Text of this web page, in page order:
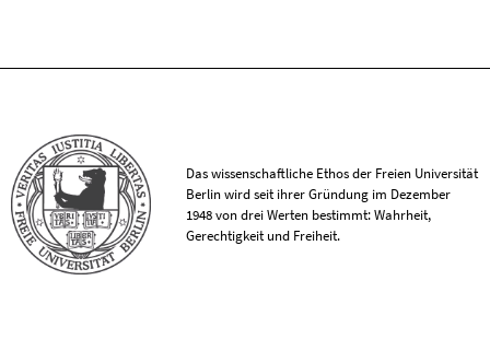
Das wissenschaftliche Ethos der Freien Universität
Berlin wird seit ihrer Gründung im Dezember
1948 von drei Werten bestimmt: Wahrheit,
Gerechtigkeit und Freiheit.